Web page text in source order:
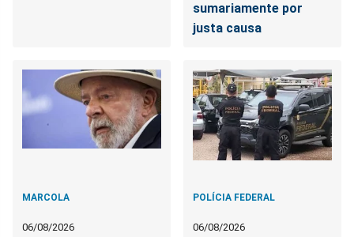
sumariamente por
justa causa
MARCOLA
06/08/2026
POLÍCIA FEDERAL
06/08/2026